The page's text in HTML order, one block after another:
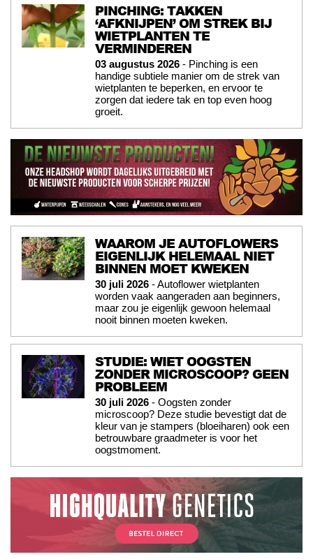
PINCHING: TAKKEN
‘AFKNIJPEN’ OM STREK BIJ
WIETPLANTEN TE
VERMINDEREN
03 augustus 2026 - Pinching is een
handige subtiele manier om de strek van
wietplanten te beperken, en ervoor te
zorgen dat iedere tak en top even hoog
groeit.
WAAROM JE AUTOFLOWERS
EIGENLIJK HELEMAAL NIET
BINNEN MOET KWEKEN
30 juli 2026 - Autoflower wietplanten
worden vaak aangeraden aan beginners,
maar zou je eigenlijk gewoon helemaal
nooit binnen moeten kweken.
STUDIE: WIET OOGSTEN
ZONDER MICROSCOOP? GEEN
PROBLEEM
30 juli 2026 - Oogsten zonder
microscoop? Deze studie bevestigt dat de
kleur van je stampers (bloeiharen) ook een
betrouwbare graadmeter is voor het
oogstmoment.